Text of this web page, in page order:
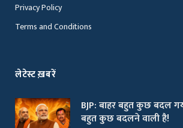
Privacy Policy
Terms and Conditions
लेटेस्ट ख़बरें
BJP: बाहर बहुत कुछ बदल
बहुत कुछ बदलने वाली है!